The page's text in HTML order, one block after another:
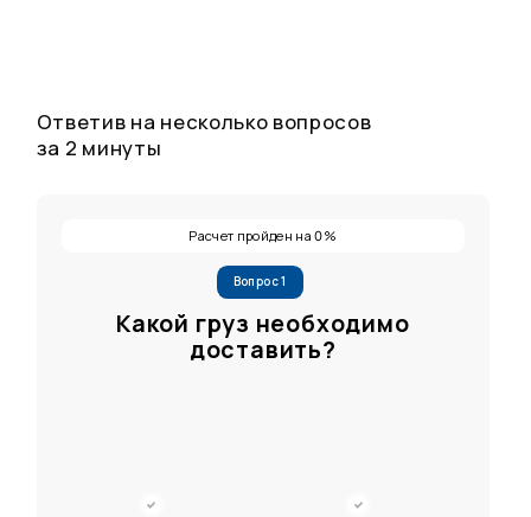
Ответив на несколько вопросов
за 2 минуты
Расчет пройден на0%
Вопрос 1
Какой груз необходимо
доставить?